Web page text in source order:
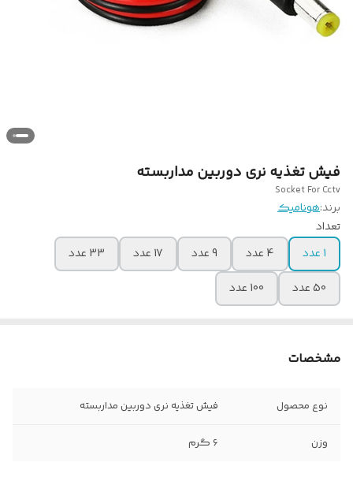
فیش تغذیه نری دوربین مداربسته
Socket For Cctv
برند:هونامیک
تعداد
1 عدد
4 عدد 9 عدد 17 عدد
33 عدد
50 عدد
100 عدد
مشخصات
نوع محصول فیش تغذیه نری دوربین مداربسته
وزن 6 گرم